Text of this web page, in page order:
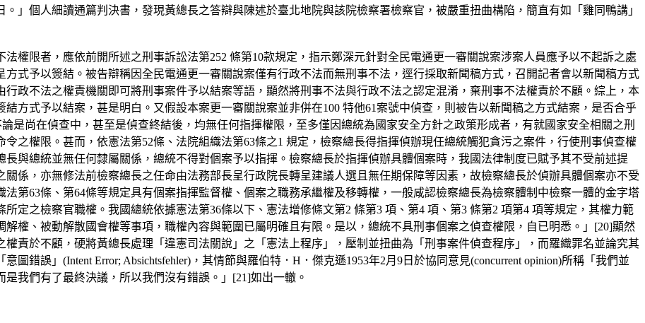
」個人細讀通篇判決書，發現黃總長之答辯與陳述於臺北地院與該院檢察署檢察官，被嚴重扭曲構陷，簡直有如「雞同鴨講」
權限者，應依前開所述之刑事訴訟法第252 條第10款規定，指示鄭深元針對全民電通更一審關說案涉案人員應予以不起訴之處
式予以簽結。被告辯稱因全民電通更一審關說案僅有行政不法而無刑事不法，逕行採取新聞稿方式，召開記者會以新聞稿方式
政不法之權責機關即可將刑事案件予以結案等語，顯然將刑事不法與行政不法之認定混淆，棄刑事不法權責於不顧。綜上，本
方式予以結案，甚是明白。又假設本案更一審關說案並非併在100 特他61案號中偵查，則被告以新聞稿之方式結案，是否合乎
是尚在偵查中，甚至是偵查終結後，均無任何指揮權限，至多僅因總統為國家安全方針之政策形成者，有就國家安全相關之刑
之權限。甚而，依憲法第52條、法院組織法第63條之1 規定，檢察總長得指揮偵辦現任總統觸犯貪污之案件，行使刑事偵查權
與總統並無任何隸屬關係，總統不得對個案予以指揮。檢察總長於指揮偵辦具體個案時，我國法律制度已賦予其不受前述提
係，亦無修法前檢察總長之任命由法務部長呈行政院長轉呈建議人選且無任期保障等因素，故檢察總長於偵辦具體個案亦不受
第63條、第64條等規定具有個案指揮監督權、個案之職務承繼權及移轉權，一般咸認檢察總長為檢察體制中檢察一體的金字塔
定之檢察官職權。我國總統依據憲法第36條以下、憲法增修條文第2 條第3 項、第4 項、第3 條第2 項第4 項等規定，其權力範
權、被動解散國會權等事項，職權內容與範圍已屬明確且有限。是以，總統不具刑事個案之偵查權限，自已明悉。」[20]顯然
責於不顧，硬將黃總長處理「違憲司法關說」之「憲法上程序」，壓制並扭曲為「刑事案件偵查程序」，而羅織罪名並論究其
錯誤」(Intent Error; Absichtsfehler)，其情節與羅伯特．H．傑克遜1953年2月9日於協同意見(concurrent opinion)所稱「我們並
我們有了最終決議，所以我們沒有錯誤。」[21]如出一轍。